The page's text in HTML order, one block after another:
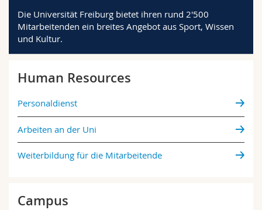
Interfakultär
Doktorierende
Webmail
Vorlesungsverzeichnis
Die Universität Freiburg bietet ihren rund 2'500
Mitarbeitenden ein breites Angebot aus Sport, Wissen
und Kultur.
Human Resources
Personaldienst
Arbeiten an der Uni
Weiterbildung für die Mitarbeitende
Campus